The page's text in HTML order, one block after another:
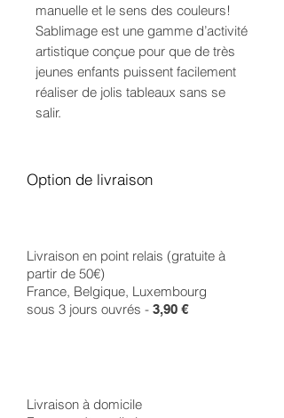
manuelle et le sens des couleurs!
Sablimage est une gamme d’activité
artistique conçue pour que de très
jeunes enfants puissent facilement
réaliser de jolis tableaux sans se
salir.
Option de livraison
Livraison en point relais (gratuite à
partir de 50€)
France, Belgique, Luxembourg
sous 3 jours ouvrés - 3,90 €
Livraison à domicile